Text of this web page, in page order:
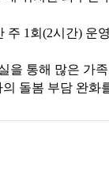
주 1회(2시간) 운
을 통해 많은 가
돌봄 부담 완